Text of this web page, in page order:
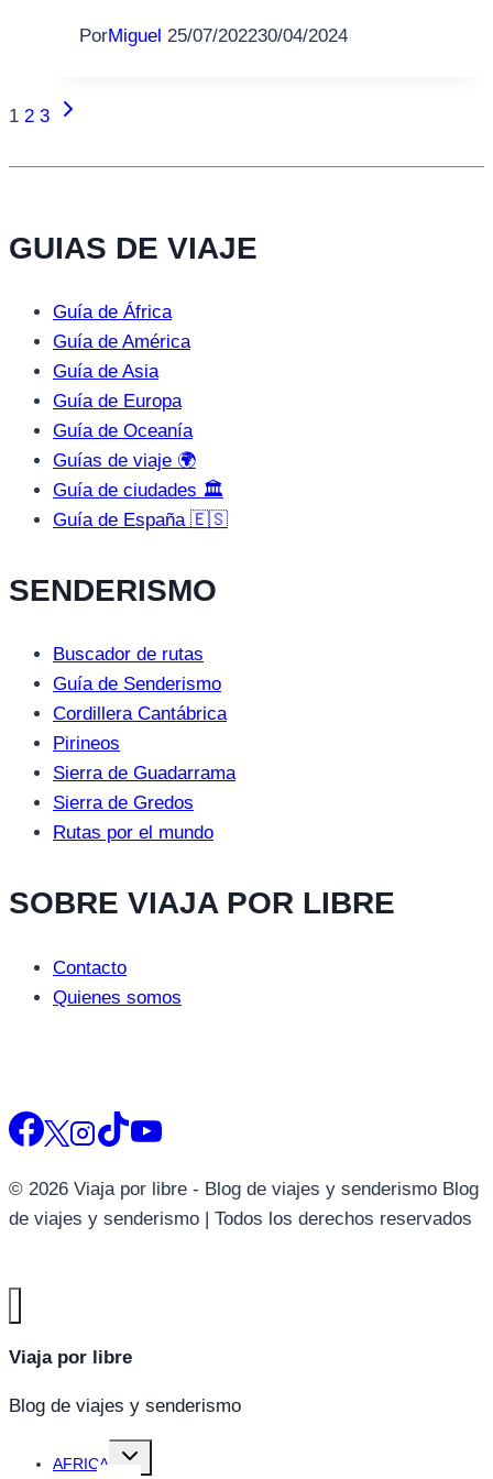
PorMiguel 25/07/202230/04/2024
Navegación
de
1 2 3
Siguiente
GUIAS DE VIAJE
Guía de África
Guía de América
Guía de Asia
Guía de Europa
Guía de Oceanía
Guías de viaje 🌍
Guía de ciudades 🏛️
Guía de España 🇪🇸
SENDERISMO
Buscador de rutas
Guía de Senderismo
Cordillera Cantábrica
Pirineos
Sierra de Guadarrama
Sierra de Gredos
Rutas por el mundo
SOBRE VIAJA POR LIBRE
Contacto
Quienes somos
© 2026 Viaja por libre - Blog de viajes y senderismo Blog
de viajes y senderismo | Todos los derechos reservados
Viaja por libre
Blog de viajes y senderismo
AFRICA
Alternar